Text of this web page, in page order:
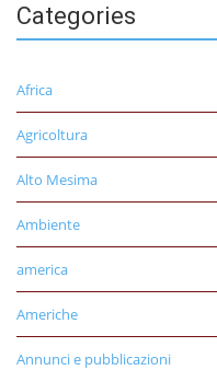
Categories
Africa
Agricoltura
Alto Mesima
Ambiente
america
Americhe
Annunci e pubblicazioni